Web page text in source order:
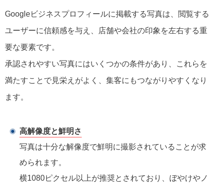
Googleビジネスプロフィールに掲載する写真は、閲覧する
ユーザーに信頼感を与え、店舗や会社の印象を左右する重
要な要素です。
承認されやすい写真にはいくつかの条件があり、これらを
満たすことで見栄えがよく、集客にもつながりやすくなり
ます。
高解像度と鮮明さ
写真は十分な解像度で鮮明に撮影されていることが求
められます。
横1080ピクセル以上が推奨とされており、ぼやけやノ